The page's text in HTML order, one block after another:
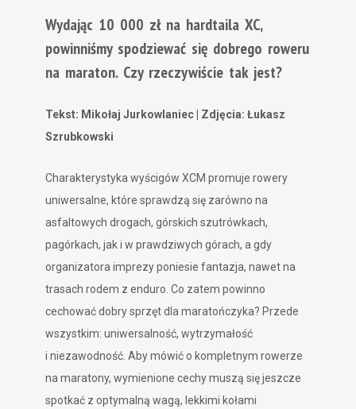
Wydając 10 000 zł na hardtaila XC,
powinniśmy spodziewać się dobrego roweru
na maraton. Czy rzeczywiście tak jest?
Tekst: Mikołaj Jurkowlaniec | Zdjęcia: Łukasz
Szrubkowski
Charakterystyka wyścigów XCM promuje rowery
uniwersalne, które sprawdzą się zarówno na
asfaltowych drogach, górskich szutrówkach,
pagórkach, jak i w prawdziwych górach, a gdy
organizatora imprezy poniesie fantazja, nawet na
trasach rodem z enduro. Co zatem powinno
cechować dobry sprzęt dla maratończyka? Przede
wszystkim: uniwersalność, wytrzymałość
i niezawodność. Aby mówić o kompletnym rowerze
na maratony, wymienione cechy muszą się jeszcze
spotkać z optymalną wagą, lekkimi kołami